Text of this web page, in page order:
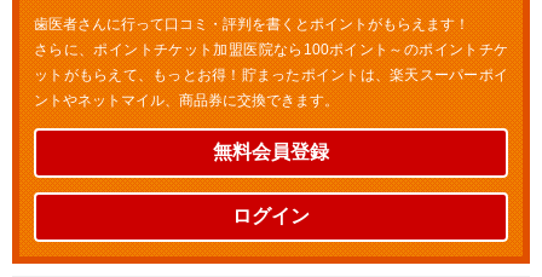
歯医者さんに行って口コミ・評判を書くとポイントがもらえます！
さらに、ポイントチケット加盟医院なら100ポイント～のポイントチケ
ットがもらえて、もっとお得！貯まったポイントは、楽天スーパーポイ
ントやネットマイル、商品券に交換できます。
無料会員登録
ログイン